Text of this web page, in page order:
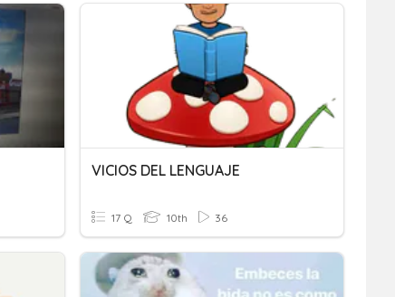
VICIOS DEL LENGUAJE
17 Q 10th 36